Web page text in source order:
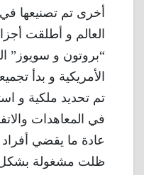
أخرى تم تصنيعها
العالم و أطلقت
“بروتون و سويوز”
تم تحديد ملكية و
في المعاهدات
عادة ما يقضي
ظلت مشغولة بشكل